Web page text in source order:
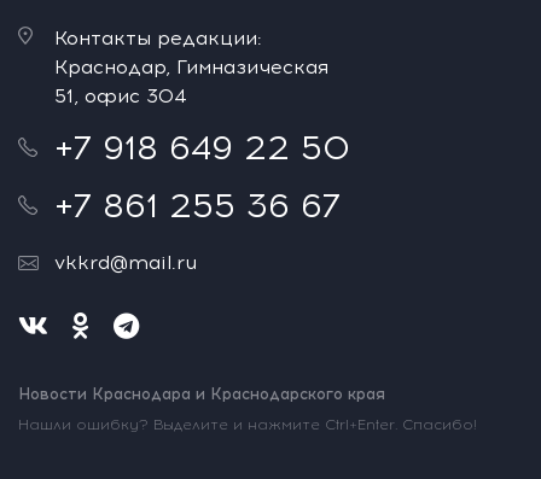
Контакты редакции:
Краснодар, Гимназическая
51, офис 304
+7 918 649 22 50
+7 861 255 36 67
vkkrd@mail.ru
Новости Краснодара и Краснодарского края
Нашли ошибку? Выделите и нажмите Ctrl+Enter. Спасибо!